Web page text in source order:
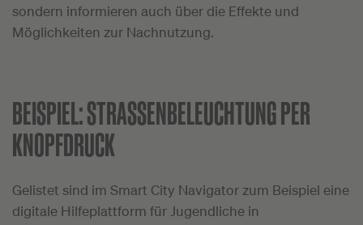
sondern informieren auch über die Effekte und
Möglichkeiten zur Nachnutzung.
BEISPIEL:STRASSENBELEUCHTUNG PER K
NOPFDRUCK
Gelistet sind im Smart City Navigator zum Beispiel eine
digitale Hilfeplattform für Jugendliche in